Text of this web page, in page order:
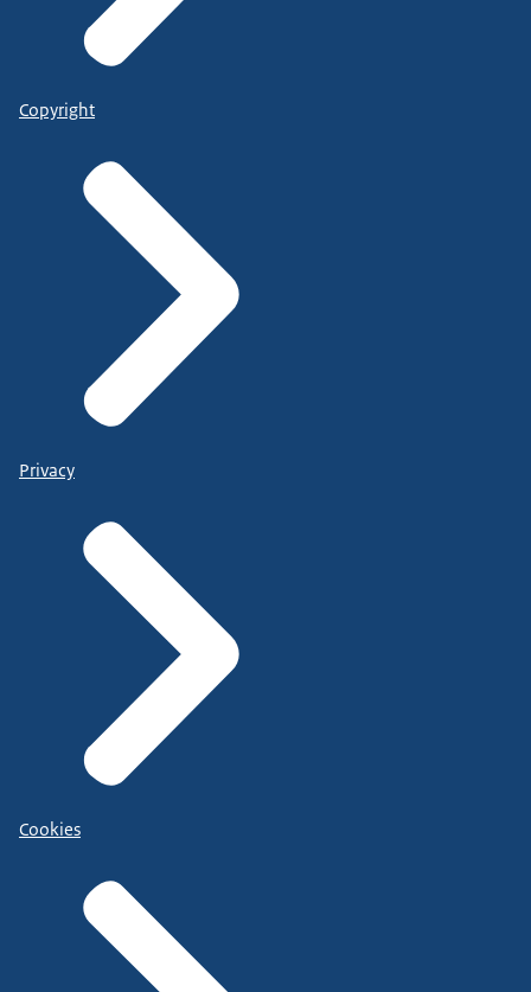
Copyright
Privacy
Cookies